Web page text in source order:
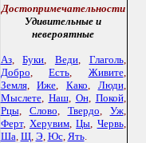
Достопримечательности
Удивительные и
невероятные
Аз,Буки, Веди, Глаголь,
Добро, Есть, Живите,
Земля,Иже, Како, Люди,
Мыслете, Наш, Он, Покой,
Рцы, Слово, Твердо, Уж,
Ферт, Херувим,Цы, Червь,
Ша, Щ, Э, Юс, Ять.